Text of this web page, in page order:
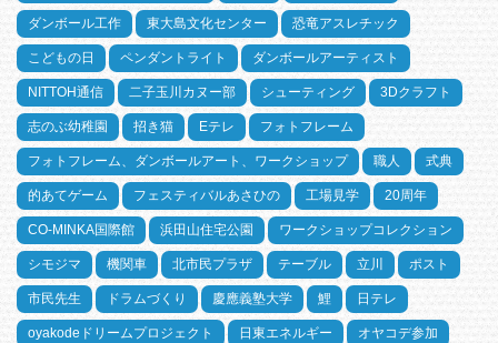
ダンボール工作 東大島文化センター 恐竜アスレチック
こどもの日 ペンダントライト ダンボールアーティスト
NITTOH通信 二子玉川カヌー部 シューティング 3Dクラフト
志のぶ幼稚園 招き猫 Eテレ フォトフレーム
フォトフレーム、ダンボールアート、ワークショップ 職人 式典
的あてゲーム フェスティバルあさひの 工場見学 20周年
CO-MINKA国際館 浜田山住宅公園 ワークショップコレクション
シモジマ 機関車 北市民プラザ テーブル 立川 ポスト
市民先生 ドラムづくり 慶應義塾大学 鯉 日テレ
oyakodeドリームプロジェクト 日東エネルギー オヤコデ参加